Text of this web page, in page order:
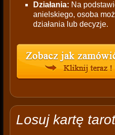
Działania: Na
anielskiego, osoba
działania lub decyzje.
Losuj kartę